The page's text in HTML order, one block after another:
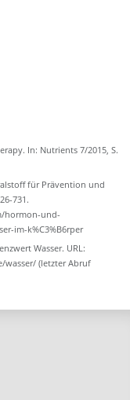
In: Nutrients 7/2015, S.
für Prävention und
731.
hormon-und-
im-k%C3%B6rper
Wasser. URL:
wasser/ (letzter Abruf